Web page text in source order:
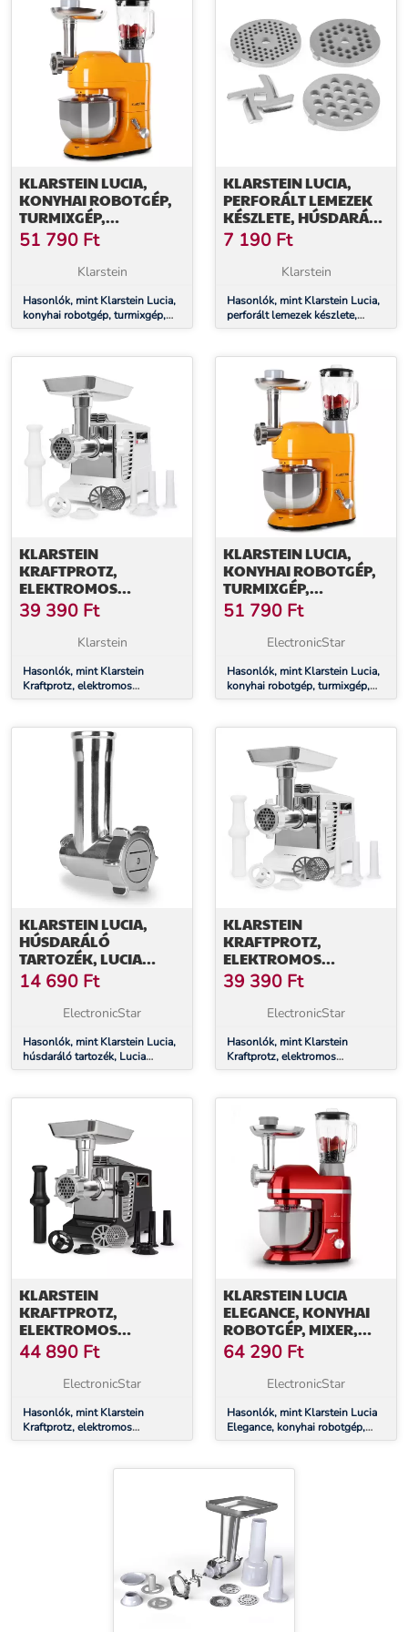
KLARSTEIN LUCIA,
KONYHAI ROBOTGÉP,
TURMIXGÉP,
HÚSDARÁLÓ, 1800 W
51 790 Ft
Klarstein
Hasonlók, mint Klarstein Lucia,
konyhai robotgép, turmixgép,
húsdaráló, 1800 W
KLARSTEIN LUCIA,
PERFORÁLT LEMEZEK
KÉSZLETE, HÚSDARÁLÓ
TARTOZÉK, 3-4,5-7 MM,
INOX
7 190 Ft
Klarstein
Hasonlók, mint Klarstein Lucia,
perforált lemezek készlete,
húsdaráló tartozék, 3-4,5-7 mm,
KLARSTEIN
KRAFTPROTZ,
ELEKTROMOS
HÚSDARÁLÓ, 700 W,
RÉZ MOTOR,
FEHÉR/EZÜST
39 390 Ft
Klarstein
Hasonlók, mint Klarstein
Kraftprotz, elektromos
húsdaráló, 700 W, réz motor,
KLARSTEIN LUCIA,
KONYHAI ROBOTGÉP,
TURMIXGÉP,
HÚSDARÁLÓ, 1800 W
51 790 Ft
ElectronicStar
Hasonlók, mint Klarstein Lucia,
konyhai robotgép, turmixgép,
húsdaráló, 1800 W
KLARSTEIN LUCIA,
HÚSDARÁLÓ
TARTOZÉK, LUCIA
ROBOTGÉPHEZ, ACÉL
14 690 Ft
ElectronicStar
Hasonlók, mint Klarstein Lucia,
húsdaráló tartozék, Lucia
robotgéphez, acél
KLARSTEIN
KRAFTPROTZ,
ELEKTROMOS
HÚSDARÁLÓ, 700 W,
RÉZ MOTOR,
FEHÉR/EZÜST
39 390 Ft
ElectronicStar
Hasonlók, mint Klarstein
Kraftprotz, elektromos
húsdaráló, 700 W, réz motor,
KLARSTEIN
KRAFTPROTZ,
ELEKTROMOS
HÚSDARÁLÓ, 700 W,
RÉZ MOTOR,
ROZSDAMENTES ACÉL,
44 890 Ft
ElectronicStar
Hasonlók, mint Klarstein
Kraftprotz, elektromos
húsdaráló, 700 W, réz motor,
KLARSTEIN LUCIA
ELEGANCE, KONYHAI
ROBOTGÉP, MIXER,
HÚSDARÁLÓ, 1800 W,
BPA MENTES
64 290 Ft
ElectronicStar
Hasonlók, mint Klarstein Lucia
Elegance, konyhai robotgép,
mixer, húsdaráló, 1800 W, BPA